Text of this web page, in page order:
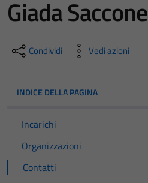
Giada Saccone
Condividi Vedi azioni
INDICE DELLA PAGINA
Incarichi
Organizzazioni
Contatti